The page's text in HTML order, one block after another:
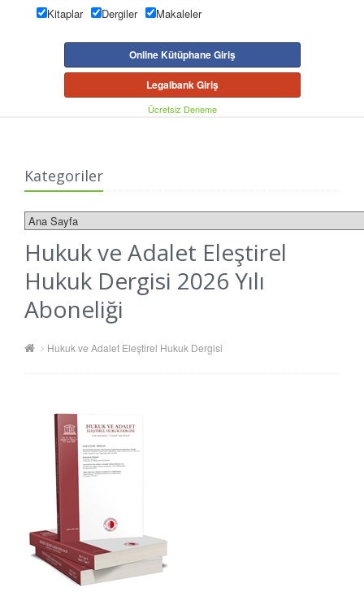
Kitaplar
Dergiler Makaleler
Online Kütüphane Giriş
Legalbank Giriş
Ücretsiz Deneme
Kategoriler
Hukuk ve Adalet Eleştirel
Hukuk Dergisi 2026 Yılı
Aboneliği
Hukuk ve Adalet Eleştirel Hukuk Dergisi